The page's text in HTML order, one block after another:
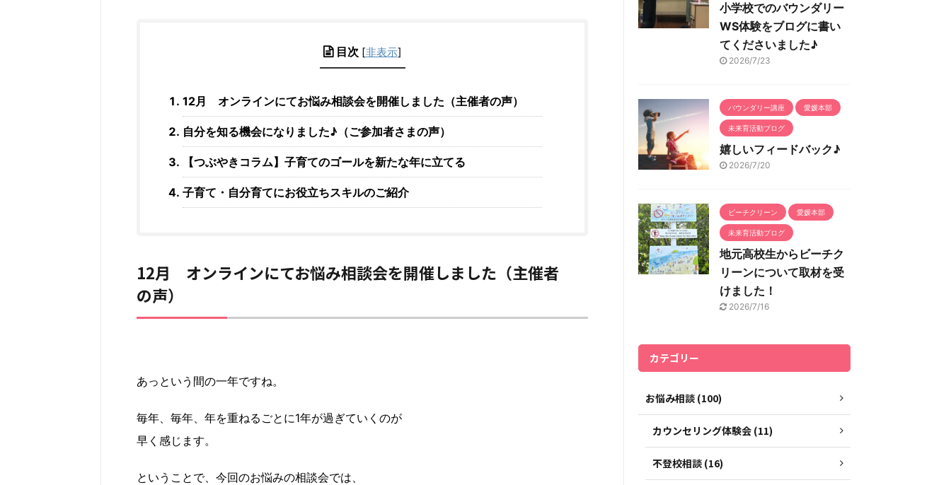
目次 [非表示]
12月 オンラインにてお悩み相談会を開催しました（主催者の声）
自分を知る機会になりました♪（ご参加者さまの声）
【つぶやきコラム】子育てのゴールを新たな年に立てる
子育て・自分育てにお役立ちスキルのご紹介
12月 オンラインにてお悩み相談会を開催しました（主催者
の声）
あっという間の一年ですね。
毎年、毎年、年を重ねるごとに1年が過ぎていくのが
早く感じます。
ということで、今回のお悩みの相談会では、
小学校でのバウンダリー
WS体験をブログに書い
てくださいました♪
2026/7/23
バウンダリー講座 愛媛本部
未来育活動ブログ
嬉しいフィードバック♪
2026/7/20
ビーチクリーン 愛媛本部
未来育活動ブログ
地元高校生からビーチク
リーンについて取材を受
けました！
2026/7/16
カテゴリー
お悩み相談 (100)
カウンセリング体験会 (11)
不登校相談 (16)